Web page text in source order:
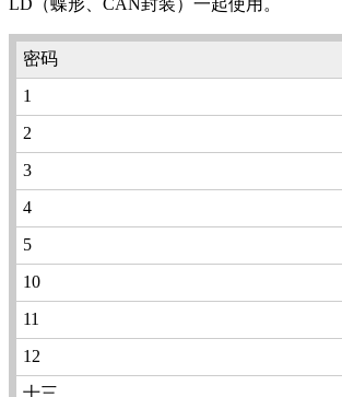
LD（蝶形、CAN封装）一起使用。
密码
1
2
3
4
5
10
11
12